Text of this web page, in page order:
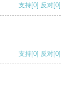
支持[0] 反对[0]
支持[0] 反对[0]